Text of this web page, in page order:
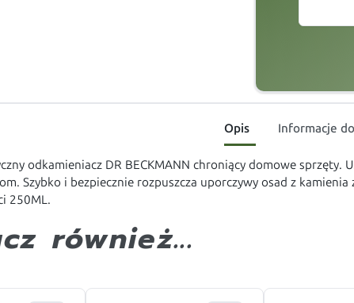
Opis Informacje
odkamieniacz DR BECKMANN chroniący domowe sprzęty.
Szybko i bezpiecznie rozpuszcza uporczywy osad z
250ML.
również...